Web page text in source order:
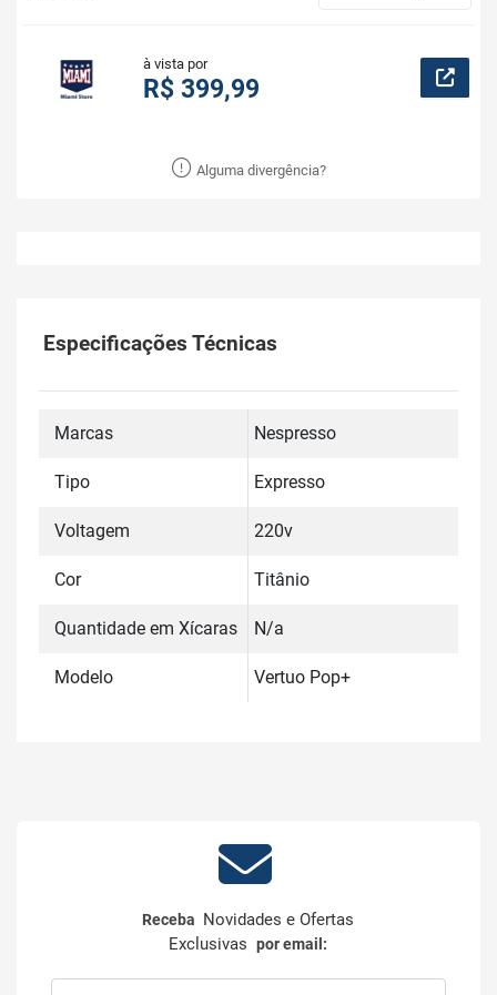
à vista por
R$ 399,99
Alguma divergência?
Especificações Técnicas
Marcas Nespresso
Tipo Expresso
Voltagem 220v
Cor Titânio
Quantidade em Xícaras N/a
Modelo Vertuo Pop+
Receba Novidades e Ofertas
Exclusivaspor email: